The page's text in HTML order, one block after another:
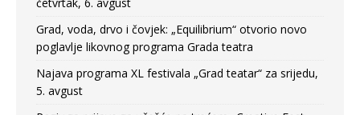
četvrtak, 6. avgust
Grad, voda, drvo i čovjek: „Equilibrium“ otvorio novo
poglavlje likovnog programa Grada teatra
Najava programa XL festivala „Grad teatar“ za srijedu,
5. avgust